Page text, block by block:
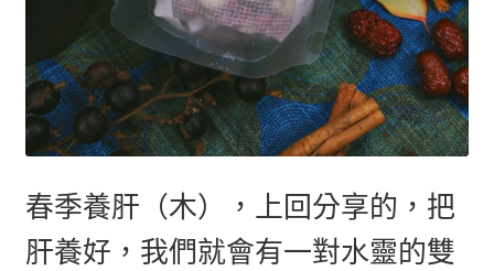
春季養肝（木），上回分享的，把
肝養好，我們就會有一對水靈的雙